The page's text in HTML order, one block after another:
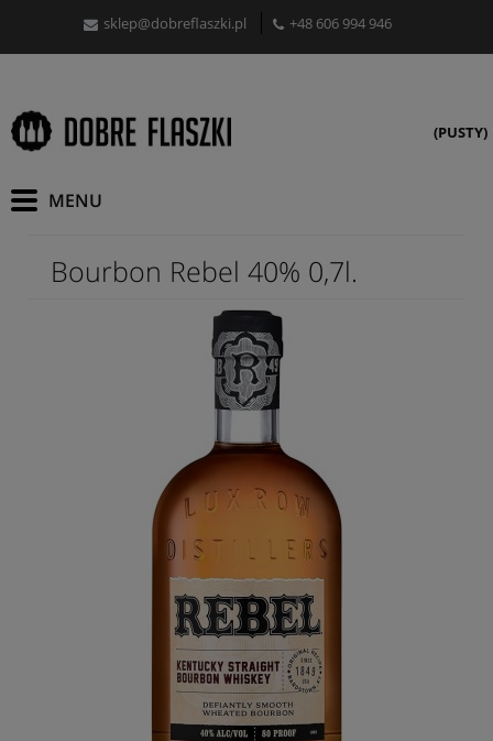
sklep@dobreflaszki.pl +48 606 994 946
(PUSTY)
Bourbon Rebel 40% 0,7l.